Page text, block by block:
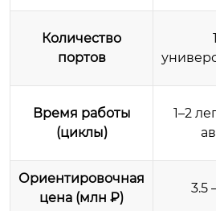
Количество
портов
1
Время работы
(циклы)
1–2
Ориентировочная
цена (млн ₽)
3.5